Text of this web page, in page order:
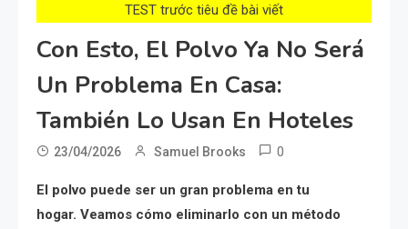
TEST trước tiêu đề bài viết
Con Esto, El Polvo Ya No Será
Un Problema En Casa:
También Lo Usan En Hoteles
23/04/2026 Samuel Brooks 0
El polvo puede ser un gran problema en tu
hogar. Veamos cómo eliminarlo con un método